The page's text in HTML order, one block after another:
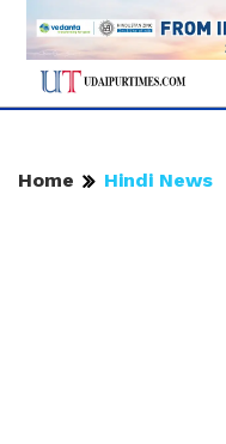
Home Hindi News